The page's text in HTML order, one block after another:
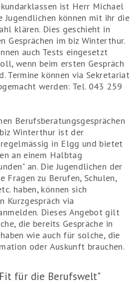
ist Herr Michael
Jugendlichen können mit ihr die
klären. Dies geschieht in
Gesprächen im biz Winterthur.
auch Tests eingesetzt
wenn beim ersten Gespräch
Termine können via Sekretariat
werden: Tel. 043 259
Berufsberatungsgesprächen
Winterthur ist der
in Elgg und bietet
an einem Halbtag
an. Die Jugendlichen der
Fragen zu Berufen, Schulen,
haben, können sich
Kurzgespräch via
Dieses Angebot gilt
die bereits Gespräche in
wie auch für solche, die
oder Auskunft brauchen.
für die Berufswelt"